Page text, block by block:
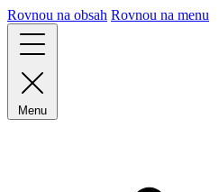
Rovnou na obsah Rovnou na menu
Menu